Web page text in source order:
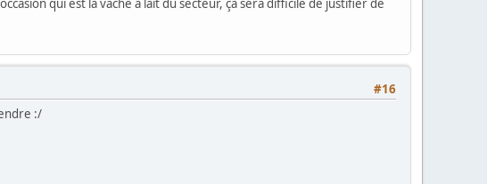
qui est la vache à lait du secteur, ça sera difficile de justifier de
#16
:/